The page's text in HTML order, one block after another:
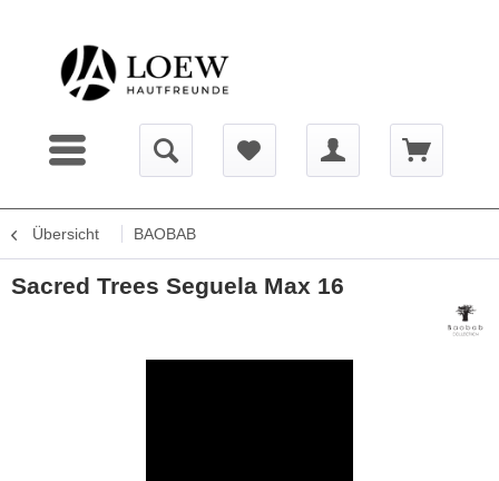
Übersicht BAOBAB
Sacred Trees Seguela Max 16